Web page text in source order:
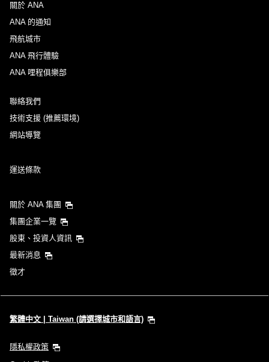
關於 ANA
ANA 的通知
飛航城市
ANA 飛行體驗
ANA 哩程俱樂部
聯絡我們
技術支援 (推薦環境)
網站導覽
運送條款
關於 ANA 集團
集團企業一覽
股東、投資人資訊
最新消息
徵才
繁體中文 | Taiwan (請選擇城市和語言)
隱私權政策